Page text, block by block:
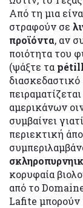
Από τη μια
στραφούν σε
προϊόντα, αν
ποιότητα του
(ψάξτε τα
διασκεδαστικό
αμερικάνων
συμβαίνει
περιεκτική
κορυφαία
από το
Lafite μπορούν